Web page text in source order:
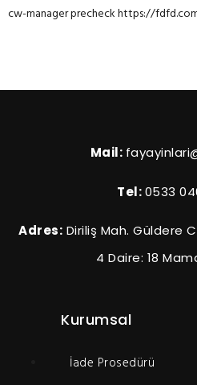
cw-manager precheck https://
Mail:
Tel:0533
Adres: Diriliş Mah. Güldere
4 Daire: 18
Kurumsal
İade Prosedürü